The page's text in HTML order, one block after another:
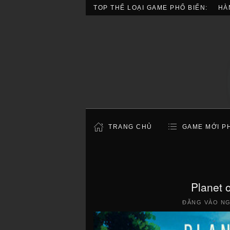
TOP THỂ LOẠI GAME PHỔ BIẾN:
TRANG CHỦ GAME MỚI
Planet
ĐĂNG VÀO